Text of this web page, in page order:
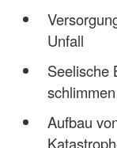
Unfall
Seelische
Aufbau